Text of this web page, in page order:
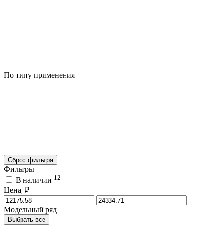
По типу применения
Сброс фильтра
Фильтры
В наличии 12
Цена, ₽
Модельный ряд
Выбрать все